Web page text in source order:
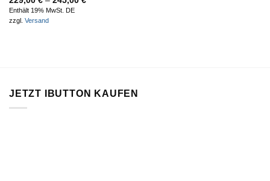
mit5.00von
5
Enthält 19% MwSt. DE
zzgl. Versand
JETZT IBUTTON KAUFEN